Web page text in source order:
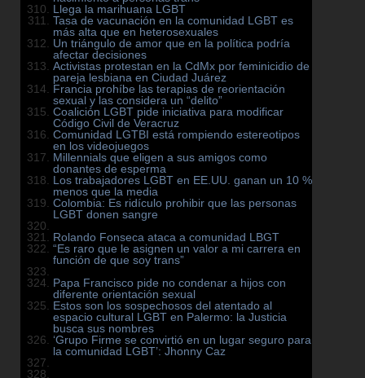
Llega la marihuana LGBT
Tasa de vacunación en la comunidad LGBT es
más alta que en heterosexuales
Un triángulo de amor que en la política podría
afectar decisiones
Activistas protestan en la CdMx por feminicidio de
pareja lesbiana en Ciudad Juárez
Francia prohíbe las terapias de reorientación
sexual y las considera un “delito”
Coalición LGBT pide iniciativa para modificar
Código Civil de Veracruz
Comunidad LGTBI está rompiendo estereotipos
en los videojuegos
Millennials que eligen a sus amigos como
donantes de esperma
Los trabajadores LGBT en EE.UU. ganan un 10 %
menos que la media
Colombia: Es ridículo prohibir que las personas
LGBT donen sangre
Rolando Fonseca ataca a comunidad LBGT
“Es raro que le asignen un valor a mi carrera en
función de que soy trans”
Papa Francisco pide no condenar a hijos con
diferente orientación sexual
Estos son los sospechosos del atentado al
espacio cultural LGBT en Palermo: la Justicia
busca sus nombres
‘Grupo Firme se convirtió en un lugar seguro para
la comunidad LGBT’: Jhonny Caz